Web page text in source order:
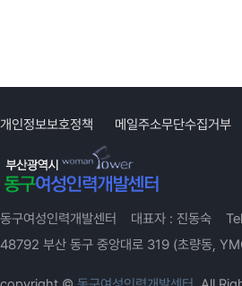
개인정보보호정책 메일주소무단수집거부
동구여성인력개발센터 대표자 : 진동숙
48792 부산 동구 중앙대로 319 (초량동,